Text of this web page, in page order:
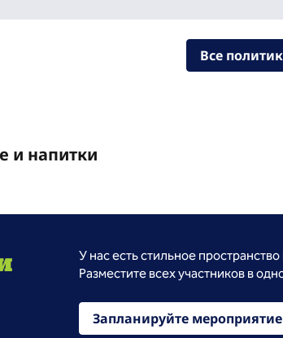
Все
и напитки
У нас есть стильное
Разместите всех участников в
Запланируйте мероприятие